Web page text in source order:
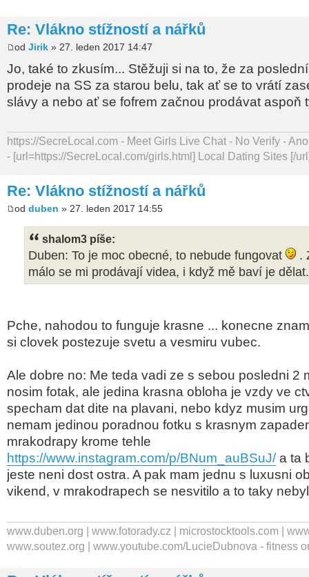
Re: Vlákno stížností a nářků
od Jirik » 27. leden 2017 14:47
Jo, také to zkusím... Stěžuji si na to, že za
prodeje na SS za starou belu, tak ať se to vrátí
slávy a nebo ať se fofrem začnou prodávat aspoň
https://SecreLocal.com - Meet Girls Live Chat - No Verify -
- [url=https://SecreLocal.com/girls.html] Local Dating Sites [/
Re: Vlákno stížností a nářků
od duben » 27. leden 2017 14:55
shalom3 píše:
Duben: To je moc obecné, to nebude fungovat
.
málo se mi prodávají videa, i když mě baví je
Pche, nahodou to funguje krasne ... konecne
si clovek postezuje svetu a vesmiru vubec.
Ale dobre no: Me teda vadi ze s sebou posledni 2
nosim fotak, ale jedina krasna obloha je vzdy ve
specham dat dite na plavani, nebo kdyz musim
nemam jedinou poradnou fotku s krasnym
mrakodrapy krome tehle
https://www.instagram.com/p/BNum_auBSuJ/a ta
jeste neni dost ostra. A pak mam jednu s luxusni
vikend, v mrakodrapech se nesvitilo a to taky
www.duben.org | www.fotorady.cz | microstocktools.com |
www.soutez.org | www.youtube.com/LucieDubnova - fitness